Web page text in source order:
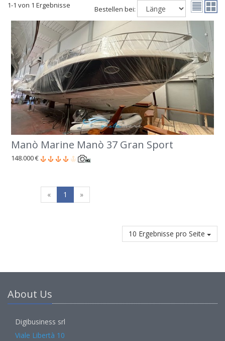
1-1 von 1 Ergebnisse Bestellen bei:
Manò Marine Manò 37 Gran Sport
148.000 €
« 1 »
10 Ergebnisse pro Seite
About Us
Digibusiness srl
Viale Libertà 10